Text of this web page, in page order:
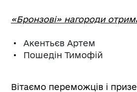
«Бронзові» нагороди
Акентьєв Артем
Пошедін Тимофій
Вітаємо переможців і